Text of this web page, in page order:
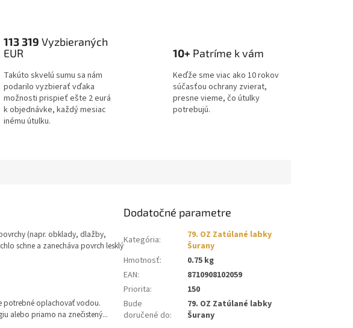
113 319 Vyzbieraných
EUR
Takúto skvelú sumu sa nám
podarilo vyzbierať vďaka
možnosti prispieť ešte 2 eurá
k objednávke, každý mesiac
inému útulku.
10+ Patríme k vám
Keďže sme viac ako 10 rokov
súčasťou ochrany zvierat,
presne vieme, čo útulky
potrebujú.
(napr. obklady, dlažby,
schne a zanecháva povrch lesklý
potrebné oplachovať vodou.
alebo priamo na znečistený...
Dodatočné parametre
Kategória:
79. OZ Zatúlané labky
Šurany
Hmotnosť:
0.75 kg
EAN:
8710908102059
Priorita:
150
Bude
doručené do:
79. OZ Zatúlané labky
Šurany